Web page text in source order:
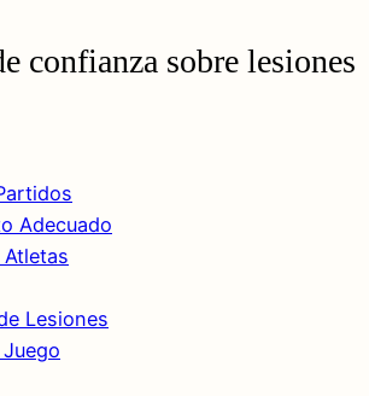
confianza sobre lesiones
Adecuado
Lesiones